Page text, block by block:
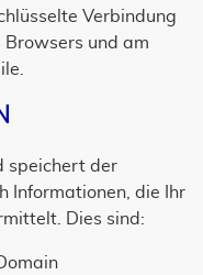
Verbindung
Browsers und am
speichert der
Informationen, die Ihr
Dies sind: